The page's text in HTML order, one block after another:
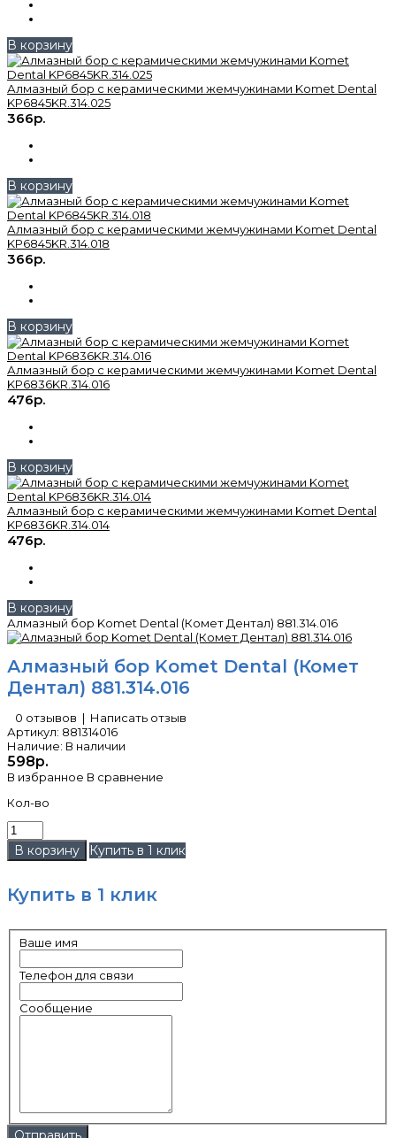
В корзину
Алмазный бор с керамическими жемчужинами Komet Dental
KP6845KR.314.025
366р.
В корзину
Алмазный бор с керамическими жемчужинами Komet Dental
KP6845KR.314.018
366р.
В корзину
Алмазный бор с керамическими жемчужинами Komet Dental
KP6836KR.314.016
476р.
В корзину
Алмазный бор с керамическими жемчужинами Komet Dental
KP6836KR.314.014
476р.
В корзину
Алмазный бор Komet Dental (Комет Дентал) 881.314.016
Алмазный бор Komet Dental (Комет
Дентал) 881.314.016
0 отзывов | Написать отзыв
Артикул: 881314016
Наличие: В наличии
598р.
В избранное В сравнение
Кол-во
Купить в 1 клик
Купить в 1 клик
Ваше имя
Телефон для связи
Сообщение